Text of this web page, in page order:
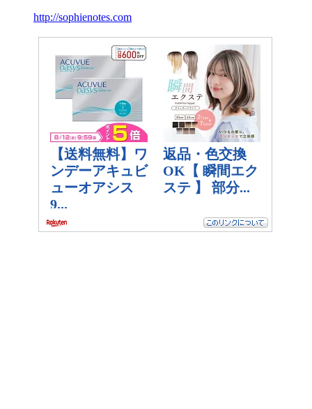
http://sophienotes.com